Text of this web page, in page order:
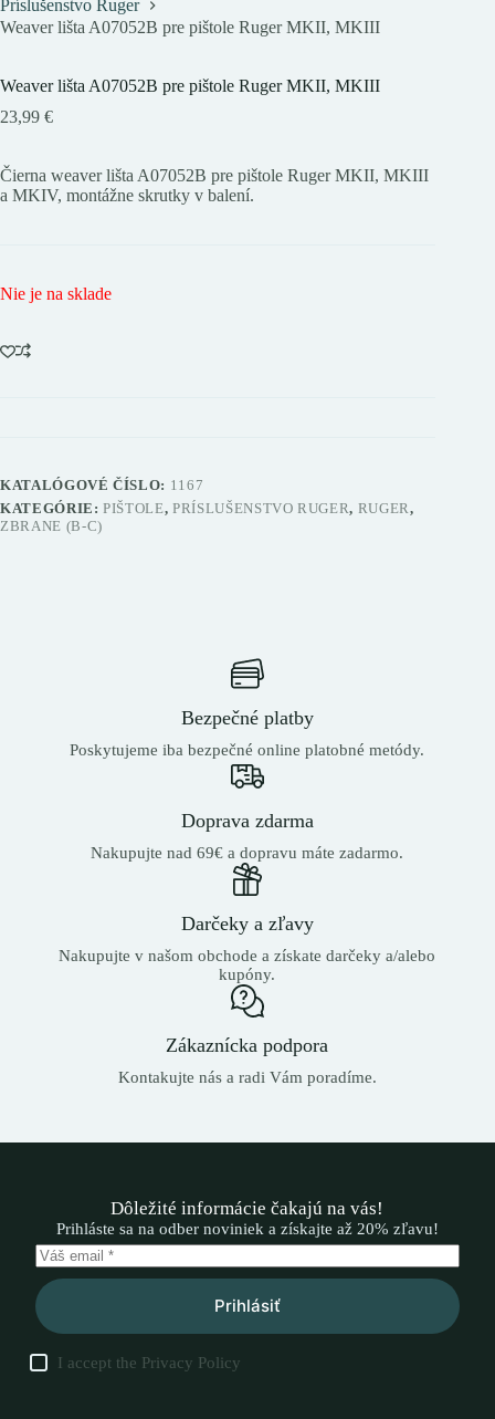
Príslušenstvo Ruger
Weaver lišta A07052B pre pištole Ruger MKII, MKIII
Weaver lišta A07052B pre pištole Ruger MKII, MKIII
23,99 €
Čierna weaver lišta A07052B pre pištole Ruger MKII, MKIII
a MKIV, montážne skrutky v balení.
Nie je na sklade
KATALÓGOVÉ ČÍSLO: 1167
KATEGÓRIE:PIŠTOLE,PRÍSLUŠENSTVO RUGER, RUGER ,
ZBRANE (B-C)
Bezpečné platby
Poskytujeme iba bezpečné online platobné metódy.
Doprava zdarma
Nakupujte nad 69€ a dopravu máte zadarmo.
Darčeky a zľavy
Nakupujte v našom obchode a získate darčeky a/alebo
kupóny.
Zákaznícka podpora
Kontakujte nás a radi Vám poradíme.
Dôležité informácie čakajú na vás!
Prihláste sa na odber noviniek a získajte až 20% zľavu!
Prihlásiť
I accept the Privacy Policy